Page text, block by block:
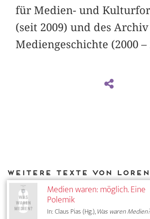
für Medien- und
(seit 2009) und des
Mediengeschichte (2000 –
Medien waren: möglich. Eine
Polemik
In: Claus Pias (Hg.),Was waren